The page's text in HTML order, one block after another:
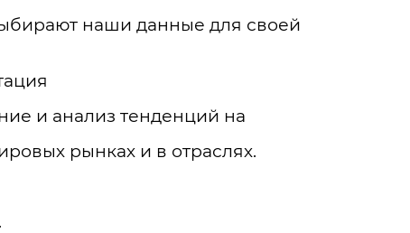
наши данные для своей
и анализ тенденций на
рынках и в отраслях.